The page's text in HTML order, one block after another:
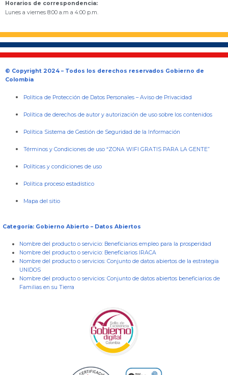
Horarios de correspondencia:
Lunes a viernes 8:00 a.m a 4:00 p.m.
© Copyright 2024 – Todos los derechos reservados Gobierno de
Colombia
Política de Protección de Datos Personales –Aviso de Privacidad
Política de derechos de autor y autorización de uso sobre los contenidos
Política Sistema de Gestión de Seguridad de la Información
Términos y Condiciones de uso “ZONA WIFI GRATIS PARA LA GENTE”
Políticas y condiciones de uso
Política proceso estadístico
Mapa del sitio
Categoría: Gobierno Abierto – Datos Abiertos
Nombre del producto o servicio: Beneficiarios empleo para la prosperidad
Nombre del producto o servicio: Beneficiarios IRACA
Nombre del producto o servicios: Conjunto de datos abiertos de la estrategia
UNIDOS
Nombre del producto o servicios: Conjunto de datos abiertos beneficiarios de
Familias en su Tierra